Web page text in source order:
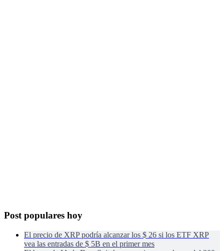
Post populares hoy
El precio de XRP podría alcanzar los $ 26 si los ETF XRP
vea las entradas de $ 5B en el primer mes